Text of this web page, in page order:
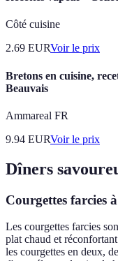
Côté cuisine
2.69 EURVoir le prix
Bretons en cuisine,
Beauvais
Ammareal FR
9.94 EURVoir le prix
Dîners
Courgettes farcies
Les courgettes farcies
plat chaud et
les courgettes en deux,